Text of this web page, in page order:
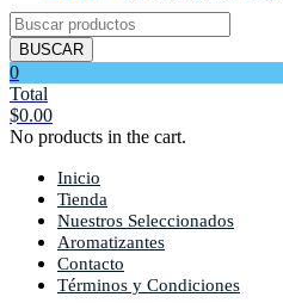
Búsqueda
de
productos
BUSCAR
0
Total
$0.00
No products in the cart.
Inicio
Tienda
Nuestros Seleccionados
Aromatizantes
Contacto
Términos y Condiciones